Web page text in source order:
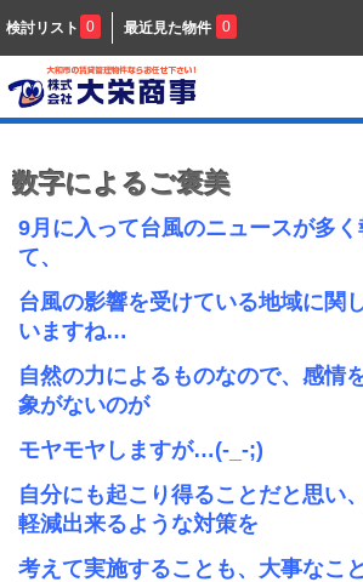
検討リスト 0 最近見た物件 0
数字によるご褒美
9月に入って台風のニュースが多
て、
台風の影響を受けている地域に関
いますね…
自然の力によるものなので、感情
象がないのが
モヤモヤしますが…(-_-;)
自分にも起こり得ることだと思い
軽減出来るような対策を
考えて実施することも、大事なこ